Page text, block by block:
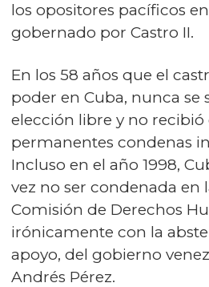
los opositores pacíficos
gobernado por Castro II.
En los 58 años que el
poder en Cuba, nunca se
elección libre y no recibió
permanentes condenas
Incluso en el año 1998,
vez no ser condenada en
Comisión de Derechos
irónicamente con la
apoyo, del gobierno
Andrés Pérez.